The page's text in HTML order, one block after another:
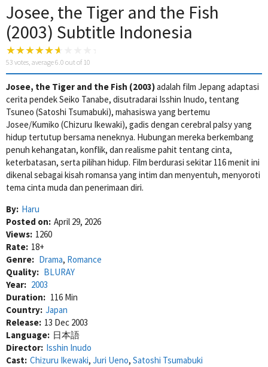
4 Wait Time
Josee, the Tiger and the Fish
(2003) Subtitle Indonesia
53 votes, average6.0 out of 10
Josee, the Tiger and the Fish (2003)adalah film Jepang adaptasi
cerita pendek Seiko Tanabe, disutradarai Isshin Inudo, tentang
Tsuneo (Satoshi Tsumabuki), mahasiswa yang bertemu
Josee/Kumiko (Chizuru Ikewaki), gadis dengan cerebral palsy yang
hidup tertutup bersama neneknya. Hubungan mereka berkembang
penuh kehangatan, konflik, dan realisme pahit tentang cinta,
keterbatasan, serta pilihan hidup. Film berdurasi sekitar 116 menit ini
dikenal sebagai kisah romansa yang intim dan menyentuh, menyoroti
tema cinta muda dan penerimaan diri.
By: Haru
Posted on: April 29, 2026
Views: 1260
Rate: 18+
Genre: Drama, Romance
Quality: BLURAY
Year: 2003
Duration: 116 Min
Country: Japan
Release: 13 Dec 2003
Language: 日本語
Director: Isshin Inudo
Cast: Chizuru Ikewaki, Juri Ueno, Satoshi Tsumabuki